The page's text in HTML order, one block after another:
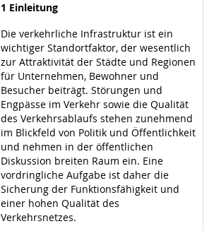
1 Einleitung
Die verkehrliche Infrastruktur ist ein
wichtiger Standortfaktor, der wesentlich
zur Attraktivität der Städte und Regionen
für Unternehmen, Bewohner und
Besucher beiträgt. Störungen und
Engpässe im Verkehr sowie die Qualität
des Verkehrsablaufs stehen zunehmend
im Blickfeld von Politik und Öffentlichkeit
und nehmen in der öffentlichen
Diskussion breiten Raum ein. Eine
vordringliche Aufgabe ist daher die
Sicherung der Funktionsfähigkeit und
einer hohen Qualität des
Verkehrsnetzes.